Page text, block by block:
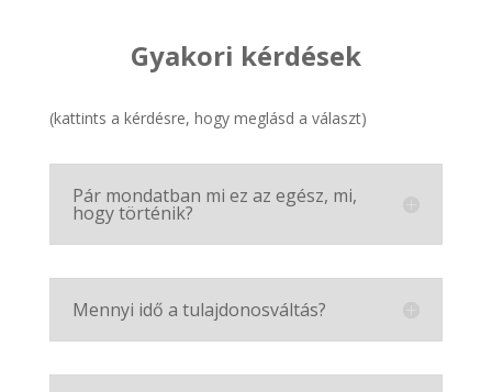
Gyakori kérdések
(kattints a kérdésre, hogy meglásd a választ)
Pár mondatban mi ez az egész, mi,
hogy történik?
Mennyi idő a tulajdonosváltás?